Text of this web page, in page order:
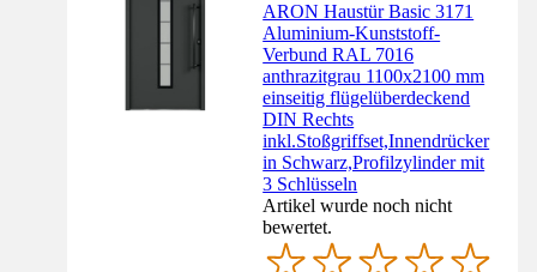
ARON Haustür Basic 3171
Aluminium-Kunststoff-
Verbund RAL 7016
anthrazitgrau 1100x2100 mm
einseitig flügelüberdeckend
DIN Rechts
inkl.Stoßgriffset,Innendrücker
in Schwarz,Profilzylinder mit
3 Schlüsseln
Artikel wurde noch nicht
bewertet.